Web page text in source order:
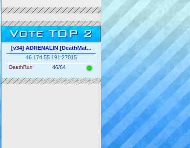
Vote TOP 2
[v34] ADRENALIN [DeathMat...
46.174.55.191:27015
DeathRun 46/64